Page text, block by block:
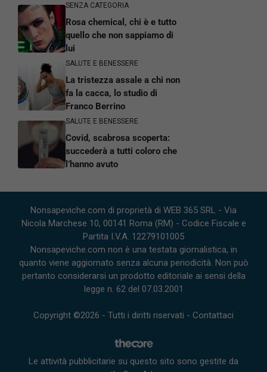
SENZA CATEGORIA
Rosa chemical, chi è e tutto
quello che non sappiamo di
lui
SALUTE E BENESSERE
La tristezza assale a chi non
fa la cacca, lo studio di
Franco Berrino
SALUTE E BENESSERE
Covid, scabrosa scoperta:
succederà a tutti coloro che
l’hanno avuto
Nonsapeviche.com di proprietà di WEB 365 SRL - Via
Nicola Marchese 10, 00141 Roma (RM) - Codice Fiscale e
Partita I.V.A. 12279101005
Nonsapeviche.com non è una testata giornalistica, in
quanto viene aggiornato senza alcuna periodicità. Non può
pertanto considerarsi un prodotto editoriale ai sensi della
legge n. 62 del 07.03.2001
Copyright ©2026 - Tutti i diritti riservati - Contattaci
Le attività pubblicitarie su questo sito sono gestite da